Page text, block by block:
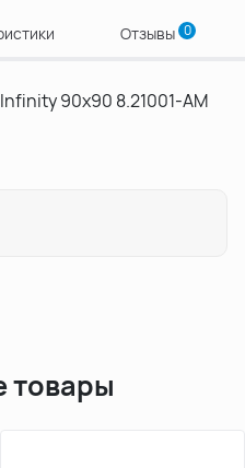
Отзывы 0
90x90 8.21001-AM
товары